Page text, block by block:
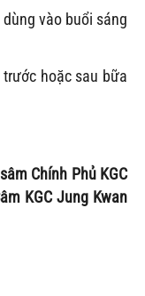
vào buổi sáng
hoặc sau bữa
Chính Phủ KGC
KGC Jung Kwan